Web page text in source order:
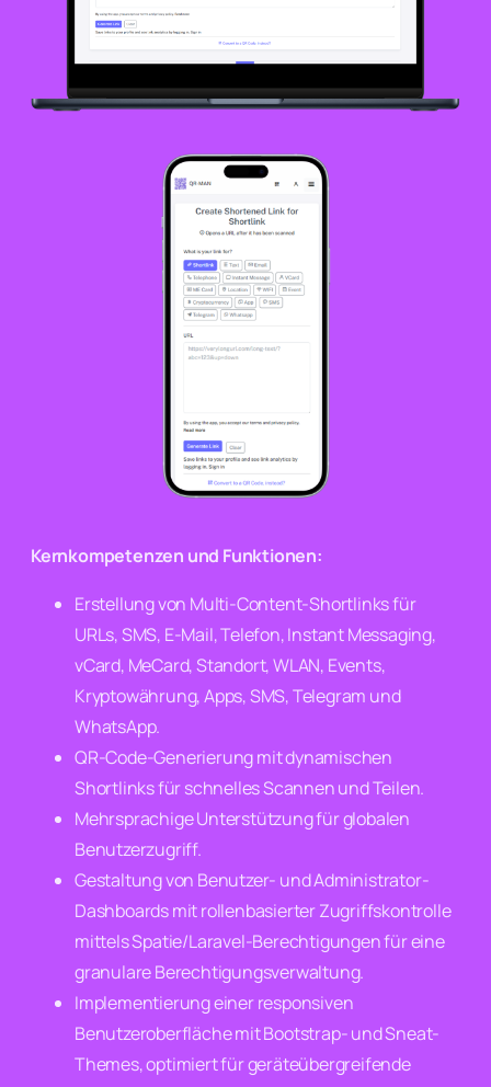
Kernkompetenzen und Funktionen:
Erstellung von Multi-Content-Shortlinks für
URLs, SMS, E-Mail, Telefon, Instant Messaging,
vCard, MeCard, Standort, WLAN, Events,
Kryptowährung, Apps, SMS, Telegram und
WhatsApp.
QR-Code-Generierung mit dynamischen
Shortlinks für schnelles Scannen und Teilen.
Mehrsprachige Unterstützung für globalen
Benutzerzugriff.
Gestaltung von Benutzer- und Administrator-
Dashboards mit rollenbasierter Zugriffskontrolle
mittels Spatie/Laravel-Berechtigungen für eine
granulare Berechtigungsverwaltung.
Implementierung einer responsiven
Benutzeroberfläche mit Bootstrap- und Sneat-
Themes, optimiert für geräteübergreifende